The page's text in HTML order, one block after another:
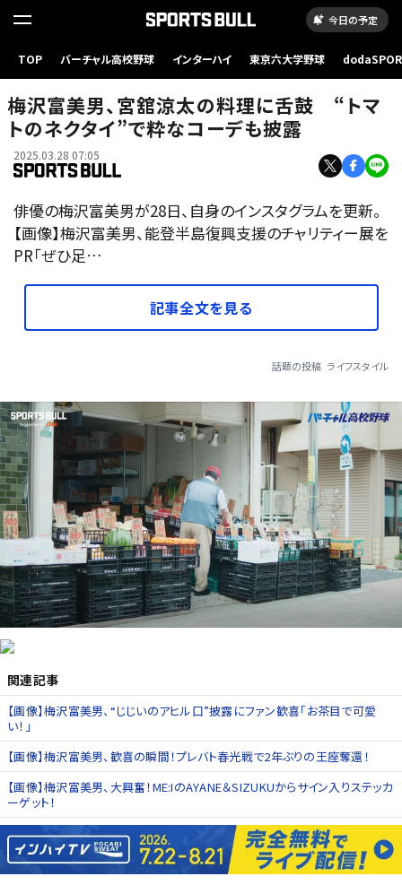
今日の予定
TOP バーチャル高校野球 インターハイ 東京六大学野球
梅沢富美男、宮舘涼太の料理に舌鼓 “トマ
トのネクタイ”で粋なコーデも披露
2025.03.28 07:05
俳優の梅沢富美男が28日、自身のインスタグラムを更新。
【画像】梅沢富美男、能登半島復興支援のチャリティー展を
PR「ぜひ足…
記事全文を見る
話題の投稿 ライフスタイル
関連記事
【画像】梅沢富美男、“じじいのアヒル口”披露にファン歓喜「お茶目で可愛
い！」
【画像】梅沢富美男、歓喜の瞬間！プレバト春光戦で2年ぶりの王座奪還！
【画像】梅沢富美男、大興奮！ME:IのAYANE＆SIZUKUからサイン入りステッカ
ーゲット！